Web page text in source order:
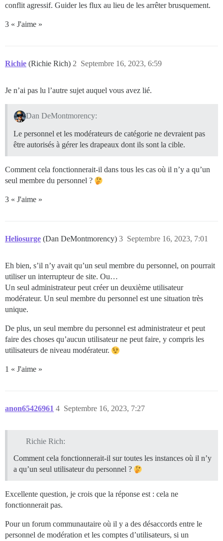
conflit agressif. Guider les flux au lieu de les arrêter brusquement.
3 « J'aime »
Richie (Richie Rich) Septembre 16, 2023, 6:59
2
Je n’ai pas lu l’autre sujet auquel vous avez lié.
Dan DeMontmorency:
Le personnel et les modérateurs de catégorie ne devraient pas
être autorisés à gérer les drapeaux dont ils sont la cible.
Comment cela fonctionnerait-il dans tous les cas où il n’y a qu’un
seul membre du personnel ?
3 « J'aime »
Heliosurge (Dan DeMontmorency) Septembre 16, 2023, 7:01
3
Eh bien, s’il n’y avait qu’un seul membre du personnel, on pourrait
utiliser un interrupteur de site. Ou…
Un seul administrateur peut créer un deuxième utilisateur
modérateur. Un seul membre du personnel est une situation très
unique.
De plus, un seul membre du personnel est administrateur et peut
faire des choses qu’aucun utilisateur ne peut faire, y compris les
utilisateurs de niveau modérateur.
1 « J'aime »
anon65426961 Septembre 16, 2023, 7:27
4
Richie Rich:
Comment cela fonctionnerait-il sur toutes les instances où il n’y
a qu’un seul utilisateur du personnel ?
Excellente question, je crois que la réponse est : cela ne
fonctionnerait pas.
Pour un forum communautaire où il y a des désaccords entre le
personnel de modération et les comptes d’utilisateurs, si un